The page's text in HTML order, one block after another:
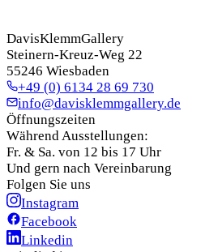
DavisKlemmGallery
Steinern-Kreuz-Weg 22
55246 Wiesbaden
+49 (0) 6134 28 69 730
info@davisklemmgallery.de
Öffnungszeiten
Während Ausstellungen:
Fr. & Sa. von 12 bis 17 Uhr
Und gern nach Vereinbarung
Folgen Sie uns
Instagram
Facebook
Linkedin